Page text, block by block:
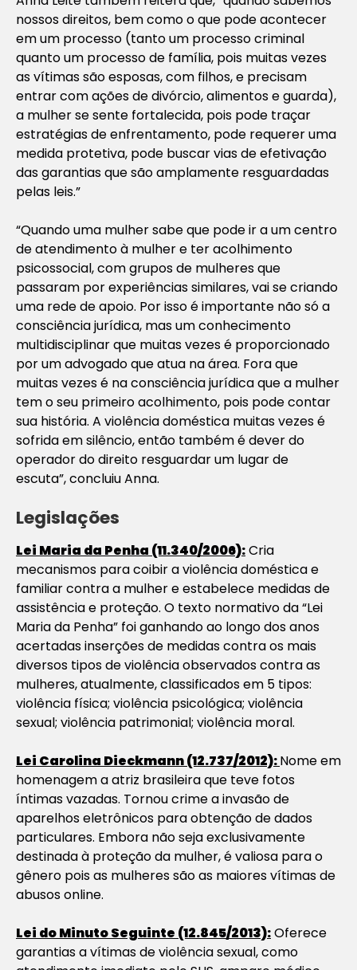
nossos direitos, bem como o que pode acontecer
em um processo (tanto um processo criminal
quanto um processo de família, pois muitas vezes
as vítimas são esposas, com filhos, e precisam
entrar com ações de divórcio, alimentos e guarda),
a mulher se sente fortalecida, pois pode traçar
estratégias de enfrentamento, pode requerer uma
medida protetiva, pode buscar vias de efetivação
das garantias que são amplamente resguardadas
pelas leis.”
“Quando uma mulher sabe que pode ir a um centro
de atendimento à mulher e ter acolhimento
psicossocial, com grupos de mulheres que
passaram por experiências similares, vai se criando
uma rede de apoio. Por isso é importante não só a
consciência jurídica, mas um conhecimento
multidisciplinar que muitas vezes é proporcionado
por um advogado que atua na área. Fora que
muitas vezes é na consciência jurídica que a mulher
tem o seu primeiro acolhimento, pois pode contar
sua história. A violência doméstica muitas vezes é
sofrida em silêncio, então também é dever do
operador do direito resguardar um lugar de
escuta”, concluiu Anna.
Legislações
Lei Maria da Penha (11.340/2006):Cria
mecanismos para coibir a violência doméstica e
familiar contra a mulher e estabelece medidas de
assistência e proteção. O texto normativo da “Lei
Maria da Penha” foi ganhando ao longo dos anos
acertadas inserções de medidas contra os mais
diversos tipos de violência observados contra as
mulheres, atualmente, classificados em 5 tipos:
violência física; violência psicológica; violência
sexual; violência patrimonial; violência moral.
Lei Carolina Dieckmann (12.737/2012):Nome em
homenagem a atriz brasileira que teve fotos
íntimas vazadas. Tornou crime a invasão de
aparelhos eletrônicos para obtenção de dados
particulares. Embora não seja exclusivamente
destinada à proteção da mulher, é valiosa para o
gênero pois as mulheres são as maiores vítimas de
abusos online.
Lei do Minuto Seguinte (12.845/2013):Oferece
garantias a vítimas de violência sexual, como